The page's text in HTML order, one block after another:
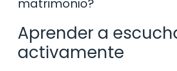
matrimonio?
Aprender a
activamente